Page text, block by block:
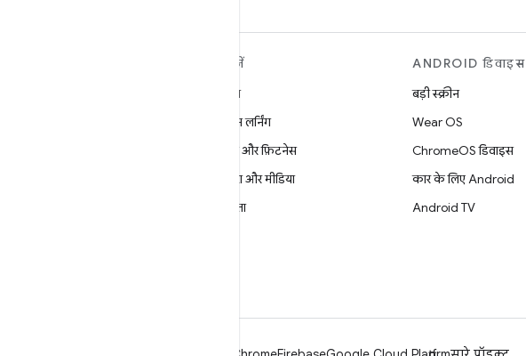
खोजें
गेमिंग
मशीन लर्निंग
सेहत और फ़िटनेस
कैमरा और मीडिया
निजता
ANDROID डिवाइस
बड़ी स्क्रीन
Wear OS
ChromeOS डिवाइस
कार के लिए Android
Android TV